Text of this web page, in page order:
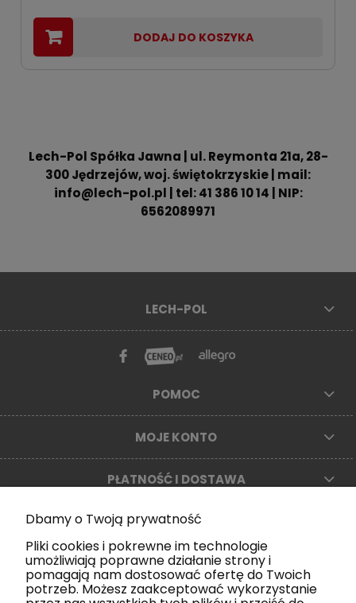
DODAJ DO KOSZYKA
Lech-Pol Spółka Jawna | ul. Reymonta 21a, 28-
300 Jędrzejów, woj. świętokrzyskie | mail:
info@lech-pol.pl | tel: 41 386 10 14 | NIP:
6562089971
LECH-POL
POMOC
MOJE KONTO
PŁATNOŚĆ I DOSTAWA
NEWSLETTER
Podaj swój e-mail, aby być na bieżąco z nowościami
oraz promocjami
Dbamy o Twoją prywatność
Pliki cookies i pokrewne im technologie
umożliwiają poprawne działanie strony i
pomagają nam dostosować ofertę do Twoich
potrzeb. Możesz zaakceptować wykorzystanie